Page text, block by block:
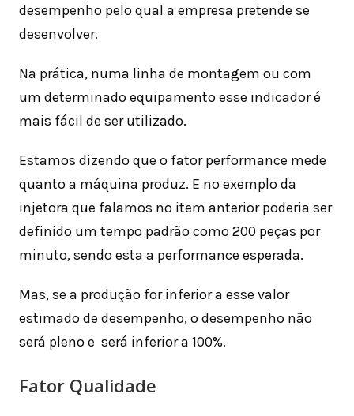
desempenho pelo qual a empresa pretende se
desenvolver.
Na prática, numa linha de montagem ou com
um determinado equipamento esse indicador é
mais fácil de ser utilizado.
Estamos dizendo que o fator performance mede
quanto a máquina produz. E no exemplo da
injetora que falamos no item anterior poderia ser
definido um tempo padrão como 200 peças por
minuto, sendo esta a performance esperada.
Mas, se a produção for inferior a esse valor
estimado de desempenho, o desempenho não
será pleno e será inferior a 100%.
Fator Qualidade